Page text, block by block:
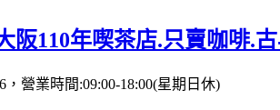
阪110年喫茶店.只賣咖啡.
營業時間:09:00-18:00(星期日休)